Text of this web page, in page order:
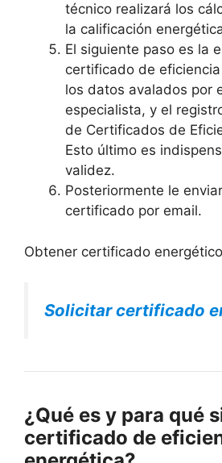
técnico realizará los
la calificación
El siguiente paso es la
certificado de
los datos avalados por
especialista, y el
de Certificados de
Esto último es
validez.
Posteriormente le
certificado por email.
Obtener certificado
Solicitar certificado
¿Qué es y para qué
certificado de